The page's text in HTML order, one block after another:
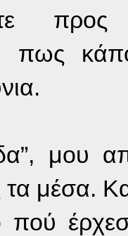
πως
μου
τα μέσα.